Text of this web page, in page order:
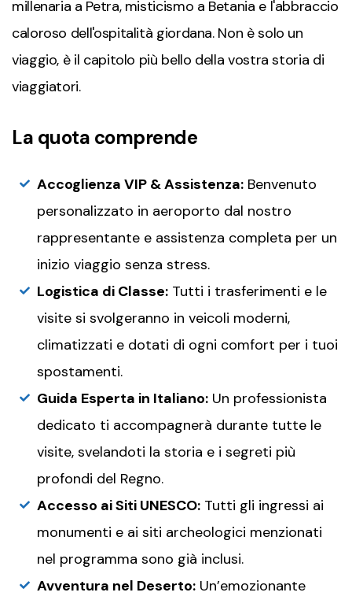
millenaria a Petra, misticismo a Betania e l'abbraccio
caloroso dell'ospitalità giordana. Non è solo un
viaggio, è il capitolo più bello della vostra storia di
viaggiatori.
La quota comprende
Accoglienza VIP & Assistenza: Benvenuto
personalizzato in aeroporto dal nostro
rappresentante e assistenza completa per un
inizio viaggio senza stress.
Logistica di Classe: Tutti i trasferimenti e le
visite si svolgeranno in veicoli moderni,
climatizzati e dotati di ogni comfort per i tuoi
spostamenti.
Guida Esperta in Italiano: Un professionista
dedicato ti accompagnerà durante tutte le
visite, svelandoti la storia e i segreti più
profondi del Regno.
Accesso ai Siti UNESCO: Tutti gli ingressi ai
monumenti e ai siti archeologici menzionati
nel programma sono già inclusi.
Avventura nel Deserto: Un’emozionante